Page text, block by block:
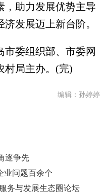
，助力发展优势主导
发展迈上新台阶。
委组织部、市委网
村局主办。(完)
编辑：孙婷婷
逐争先
业问题百余个
务与发展生态圈论坛